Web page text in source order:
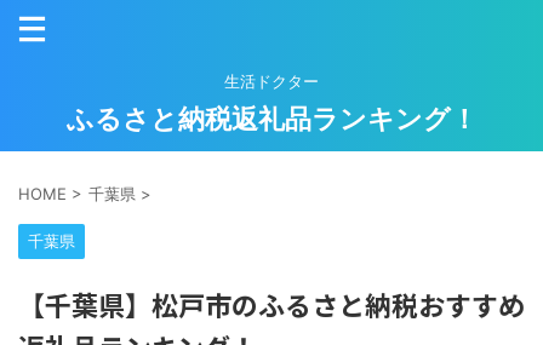
生活ドクター
ふるさと納税返礼品ランキング！
HOME > 千葉県 >
千葉県
【千葉県】松戸市のふるさと納税おすすめ